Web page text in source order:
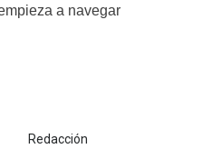
a navegar
Redacción